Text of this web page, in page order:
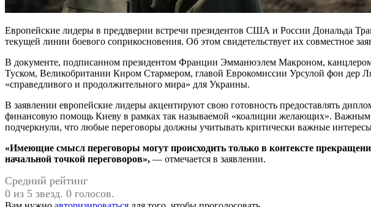
Европейские лидеры в преддверии встречи президентов США и России Дональда
текущей линии боевого соприкосновения. Об этом свидетельствует их совместное
В документе, подписанном президентом Франции Эмманюэлем Макроном,
Туском, Великобритании Киром Стармером, главой Еврокомиссии Урсулой фон
«справедливого и продолжительного мира» для Украины.
В заявлении европейские лидеры акцентируют свою готовность предоставлять
финансовую помощь Киеву в рамках так называемой «коалиции желающих».
подчеркнули, что любые переговоры должны учитывать критически важные
«Имеющие смысл переговоры могут происходить только в контексте
начальной точкой переговоров», — отмечается в заявлении.
Средний рейтинг
0 из 5 звезд. 0 голосов.